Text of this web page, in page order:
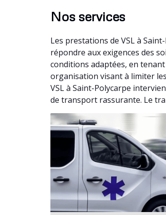
Nos services
Les prestations de VSL à
répondre aux exigences des
conditions adaptées, en tenant
organisation visant à limiter
VSL à Saint-Polycarpe
de transport rassurante. Le